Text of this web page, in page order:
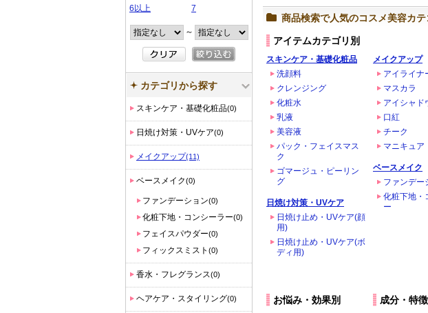
商品検索で人気のコスメ美容カテ
アイテムカテゴリ別
スキンケア・基礎化粧品
洗顔料
クレンジング
化粧水
乳液
美容液
パック・フェイスマス
ク
ゴマージュ・ピーリン
グ
日焼け対策・UVケア
日焼け止め・UVケア(顔
用)
日焼け止め・UVケア(ボ
ディ用)
メイクアップ
アイライナ
マスカラ
アイシャド
口紅
チーク
マニキュア
ベースメイク
ファンデー
化粧下地・
ー
お悩み・効果別 成分・特徴
6以上
7
～
カテゴリから探す
スキンケア・基礎化粧品(0)
日焼け対策・UVケア(0)
メイクアップ(11)
ベースメイク(0)
ファンデーション(0)
化粧下地・コンシーラー(0)
フェイスパウダー(0)
フィックスミスト (0)
香水・フレグランス(0)
ヘアケア・スタイリング(0)